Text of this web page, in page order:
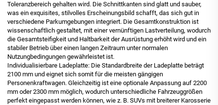
Toleranzbereich gehalten wird. Die Schnittkanten sind glatt und sauber,
was ein exquisites, stilvolles Erscheinungsbild schafft, das sich gut in
verschiedene Parkumgebungen integriert. Die Gesamtkonstruktion ist
wissenschaftlich gestaltet, mit einer vernünftigen Lastverteilung, wodurch
die Gesamtsteifigkeit und Haltbarkeit der Ausrüstung erhöht wird und ein
stabiler Betrieb über einen langen Zeitraum unter normalen
Nutzungbedingungen gewährleistet ist.
Individualisierbare Ladeplatte: Die Standardbreite der Ladeplatte beträgt
2100 mm und eignet sich somit für die meisten gängigen
Personenkraftwagen. Gleichzeitig ist eine optionale Anpassung auf 2200
mm oder 2300 mm möglich, wodurch unterschiedliche Fahrzeuggrößen
perfekt eingepasst werden können, wie z. B. SUVs mit breiterer Karosserie